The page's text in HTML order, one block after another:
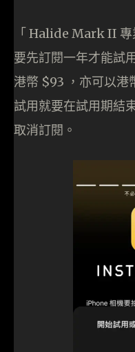
「 Halide Mark II 專
要先訂閱一年才能試
港幣 $93 ，亦可以港
試用就要在試用期結
取消訂閱。